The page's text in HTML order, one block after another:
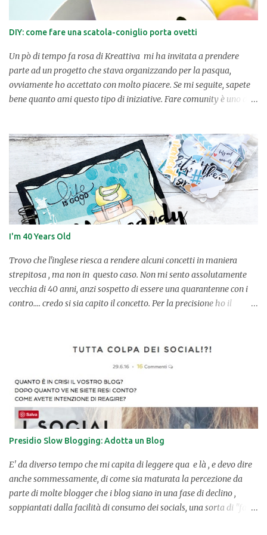
DIY: come fare una scatola-coniglio porta ovetti
Un pò di tempo fa rosa di Kreattiva mi ha invitata a prendere
parte ad un progetto che stava organizzando per la pasqua,
ovviamente ho accettato con molto piacere. Se mi seguite, sapete
bene quanto ami questo tipo di iniziative. Fare comunity è uno dei
occasione, complice il regalo che Babbo Natale mi ha fatto trovare
sotto l'albero e vista la necessità di fare esercizio, ho pensato di
disegnare un scatola-coniglio porta ovetti che avevo intravisto su
facebook tantissimo tempo fa. ✂ OCCORRENTE: schema (che
potete scaricare qui ), cartoncino bianco A/4, stampante, forbici,
colla a caldo e nastrino. ✂ Considerata la facilità di realizzazione
della scatolina non credo servano parole, le immagini parlano da
sole. Una volta stampato lo schema su un cartoncino bianco, non
dovrete far altro che ritagliare ed incollare. Questa scatoli...
I'm 40 Years Old
Trovo che l'inglese riesca a rendere alcuni concetti in maniera
strepitosa , ma non in questo caso. Non mi sento assolutamente
vecchia di 40 anni, anzi sospetto di essere una quarantenne con i
contro.... credo si sia capito il concetto. Per la precisione ho il
indietro e a vedere i chilometri macinati . Mi soffermerò invece
arricchito la mia vita e che con un abbraccio ed un sorriso mi
hanno fatta entrare nel loro mondo. Sorriderò col cuore pensando
ai ricordi più dolci che custodisco dentro di me e comunque sia
ringrazierò per essere come sono, perché questo da un senso a
questi 40 anni volati via. Qui sul blog ho festeggiato quasi sempre
il mio compleanno, e quest'anno volevo riprendere la tradizione in
grand...
Presidio Slow Blogging: Adotta un Blog
E' da diverso tempo che mi capita di leggere qua e là , e devo dire
anche sommessamente, di come sia maturata la percezione da
parte di molte blogger che i blog siano in una fase di declino ,
soppiantati dalla facilità di consumo dei socials, una sorta di "fast